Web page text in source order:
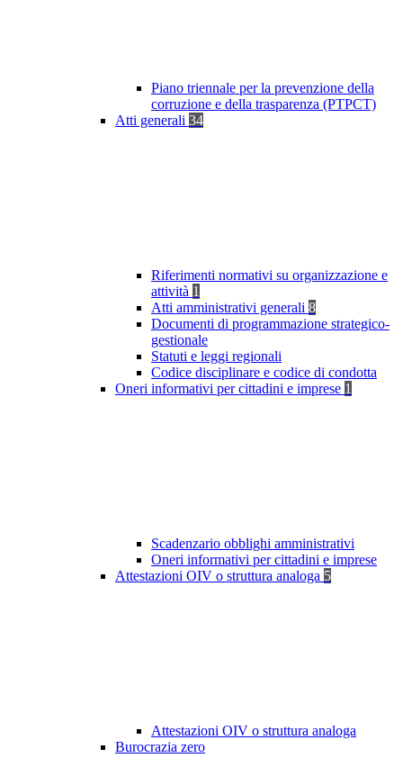
Piano triennale per la prevenzione della
corruzione e della trasparenza (PTPCT)
Atti generali 34
Riferimenti normativi su organizzazione e
attività 1
Atti amministrativi generali 8
Documenti di programmazione strategico-
gestionale
Statuti e leggi regionali
Codice disciplinare e codice di condotta
Oneri informativi per cittadini e imprese 1
Scadenzario obblighi amministrativi
Oneri informativi per cittadini e imprese
Attestazioni OIV o struttura analoga 5
Attestazioni OIV o struttura analoga
Burocrazia zero